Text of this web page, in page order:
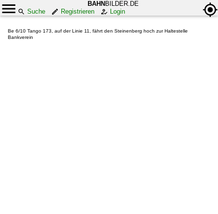
BAHN BILDER.DE
Suche
Registrieren Login
Be 6/10 Tango 173, auf der Linie 11, fährt den Steinenberg hoch zur Haltestelle
Bankverein